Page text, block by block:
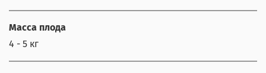
Масса плода
4 - 5 кг